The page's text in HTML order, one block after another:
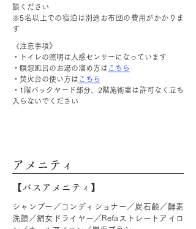
談ください
※5名以上での宿泊は別途お布団の費用がかかりま
す
《注意事項》
・トイレの照明は人感センサーになっています
・瞑想風呂のお湯の溜め方は こちら
・焚火台の使い方は こちら
・1階バックヤード部分、2階施術室は許可なく立ち
入らないでください
アメニティ
【バスアメニティ】
シャンプー／コンディショナー／炭石鹸／酵素
洗顔／絹女ドライヤー／Refaストレートアイロ